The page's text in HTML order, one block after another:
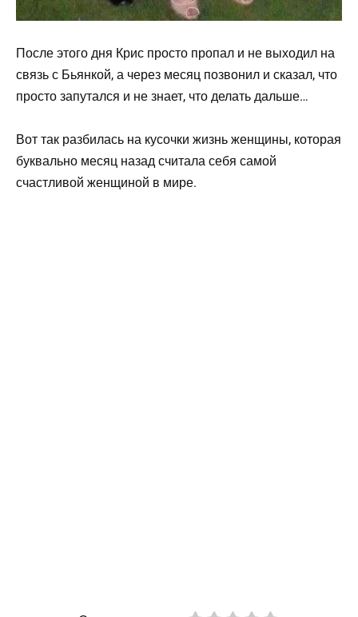
После этого дня Крис просто пропал и не выходил на
связь с Бьянкой, а через месяц позвонил и сказал, что
просто запутался и не знает, что делать дальше…
Вот так разбилась на кусочки жизнь женщины, которая
буквально месяц назад считала себя самой
счастливой женщиной в мире.